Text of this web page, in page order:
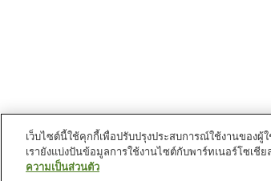
หน้าแรก
เว็บไซต์นี้ใช้คุกกี้เพื่อปรับปรุงประสบการณ์ใช้งานของผู้
เรายังแบ่งปันข้อมูลการใช้งานไซต์กับพาร์ทเนอร์โซเชี
ความเป็นส่วนตัว